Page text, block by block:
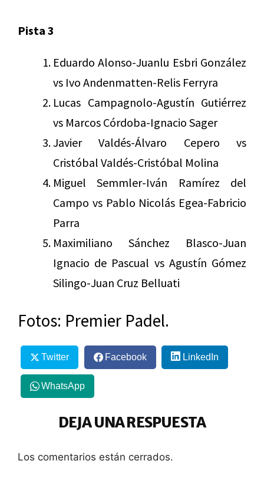
Pista 3
Eduardo Alonso-Juanlu Esbri González
vs Ivo Andenmatten-Relis Ferryra
Lucas Campagnolo-Agustín Gutiérrez
vs Marcos Córdoba-Ignacio Sager
Javier Valdés-Álvaro Cepero vs
Cristóbal Valdés-Cristóbal Molina
Miguel Semmler-Iván Ramírez del
Campo vs Pablo Nicolás Egea-Fabricio
Parra
Maximiliano Sánchez Blasco-Juan
Ignacio de Pascual vs Agustín Gómez
Silingo-Juan Cruz Belluati
Fotos: Premier Padel.
Twitter Facebook LinkedIn
WhatsApp
DEJA UNA RESPUESTA
Los comentarios están cerrados.